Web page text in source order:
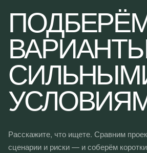
Расскажите, что ищете. Сравним
сценарии и риски — и соберём